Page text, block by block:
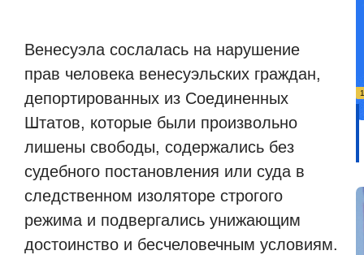
Венесуэла сослалась на нарушение
прав человека венесуэльских граждан,
депортированных из Соединенных
Штатов, которые были произвольно
лишены свободы, содержались без
судебного постановления или суда в
следственном изоляторе строгого
режима и подвергались унижающим
достоинство и бесчеловечным условиям.